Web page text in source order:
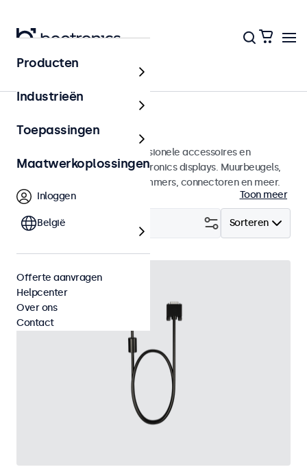
Home
Accessoires
Een groot assortiment professionele accessoires en
benodigdheden voor uw Beetronics displays. Muurbeugels,
voetsteunen, videokabels, dimmers, connectoren en meer.
Toon meer
Sorteren
Filter (28)
Producten
Industrieën
Toepassingen
Maatwerkoplossingen
Inloggen
België
Offerte aanvragen
Helpcenter
Over ons
Contact